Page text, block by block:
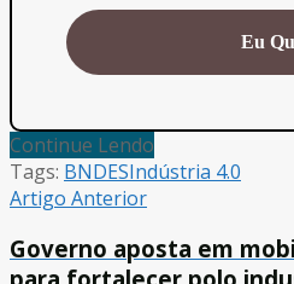
Continue Lendo
Tags: BNDESIndústria 4.0
Artigo Anterior
Governo aposta em